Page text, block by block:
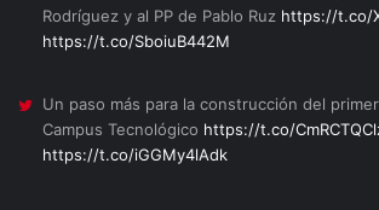
Rodríguez y al PP de Pablo Ruz https://t.co/
https://t.co/SboiuB442M
Un paso más para la construcción del
Campus Tecnológico https://t.co/
https://t.co/iGGMy4lAdk